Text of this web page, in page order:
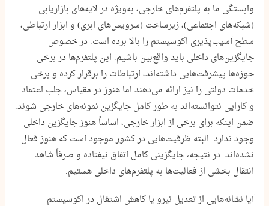
وابستگی ما به پلتفرم‌های خارجی، به‌ویژه در لایه‌های بازاریابی
(شبکه‌های اجتماعی)، زیرساخت (سرویس‌های ابری) و ابزار ارتباطی،
سطح آسیب‌پذیری اکوسیستم را بالا برده است. در خصوص
جایگزین‌های داخلی باید واقع‌بین باشیم. این پلتفرم‌ها در برخی
حوزه‌ها پیشرفت‌هایی داشته‌اند، ارتباطات را برقرار کرده و برخی
خدمات دولتی را نیز ارائه می‌دهند اما هنوز در مقیاس، جلب اعتماد
و کارایی نتوانسته‌اند به طور کامل جایگزین نمونه‌های خارجی شوند.
ضمن اینکه برای برخی از ابزار خارجی، اساساً هنوز جایگزین داخلی
وجود ندارد. البته ظرفیت‌هایی در کشور موجود است که هنوز فعال
نشده‌اند. در نتیجه، جایگزینی کامل اتفاق نیفتاده و صرفاً شاهد
انتقال بخشی از فعالیت‌ها به پلتفرم‌های داخلی هستیم.
آیا نشانه‌هایی از تعدیل نیرو یا کاهش اشتغال در اکوسیستم